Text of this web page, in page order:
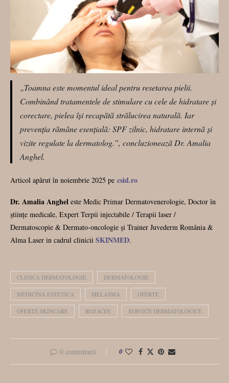
„Toamna este momentul ideal pentru resetarea pielii.
Combinând tratamentele de stimulare cu cele de hidratare și
corectare, pielea își recapătă strălucirea naturală. Iar
prevenția rămâne esențială: SPF zilnic, hidratare internă și
vizite regulate la dermatolog.”, concluzionează Dr. Amalia
Anghel.
Articol apărut în noiembrie 2025 pe csid.ro
Dr. Amalia Anghel este Medic Primar Dermatovenerologie, Doctor în
științe medicale, Expert Terpii injectabile / Terapii laser /
Dermatoscopie & Dermato-oncologie și Trainer Juvederm România &
Alma Laser in cadrul clinicii SKINMED.
CLINICA DERMATOLOGIE DERMATOLOGIE
MEDICINA ESTETICA MELASMA OFERTE
OFERTE SKINCARE ROZACEE SERVICII DERMATOLOGICE
0 comentarii 0